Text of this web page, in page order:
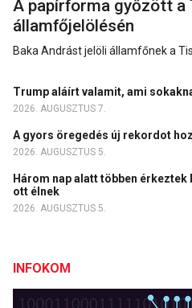
A papírforma győzött a
államfőjelölésén
Baka Andrást jelöli államfőnek a
Trump aláírt valamit, ami
2026. AUGUSZTUS 7.
A gyors öregedés új rekordot
2026. AUGUSZTUS 5.
Három nap alatt többen
ott élnek
2026. AUGUSZTUS 5.
INFOKOM